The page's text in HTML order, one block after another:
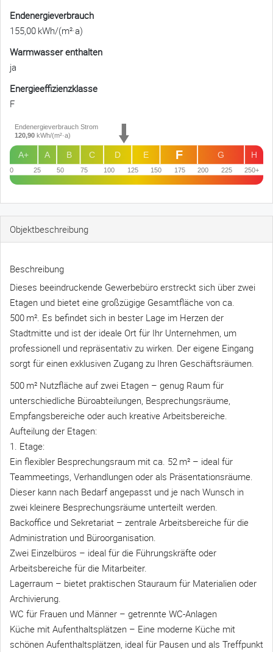
Endenergie­verbrauch
155,00 kWh/(m²·a)
Warmwasser enthalten
ja
Energie­effizienz­klasse
F
0 25 50 75 100 125 150 175 200 225 250+
H
G
E
D
C
B
A
A+ F
Endenergieverbrauch Strom
120,90kWh/(m²·a)
Objekt­beschreibung
Beschreibung
Dieses beeindruckende Gewerbebüro erstreckt sich über zwei
Etagen und bietet eine großzügige Gesamtfläche von ca.
500 m². Es befindet sich in bester Lage im Herzen der
Stadtmitte und ist der ideale Ort für Ihr Unternehmen, um
professionell und repräsentativ zu wirken. Der eigene Eingang
sorgt für einen exklusiven Zugang zu Ihren Geschäftsräumen.
500 m² Nutzfläche auf zwei Etagen – genug Raum für
unterschiedliche Büroabteilungen, Besprechungsräume,
Empfangsbereiche oder auch kreative Arbeitsbereiche.
Aufteilung der Etagen:
1. Etage:
Ein flexibler Besprechungsraum mit ca. 52 m² – ideal für
Teammeetings, Verhandlungen oder als Präsentationsräume.
Dieser kann nach Bedarf angepasst und je nach Wunsch in
zwei kleinere Besprechungsräume unterteilt werden.
Backoffice und Sekretariat – zentrale Arbeitsbereiche für die
Administration und Büroorganisation.
Zwei Einzelbüros – ideal für die Führungskräfte oder
Arbeitsbereiche für die Mitarbeiter.
Lagerraum – bietet praktischen Stauraum für Materialien oder
Archivierung.
WC für Frauen und Männer – getrennte WC-Anlagen
Küche mit Aufenthaltsplätzen – Eine moderne Küche mit
schönen Aufenthaltsplätzen, ideal für Pausen und als Treffpunkt